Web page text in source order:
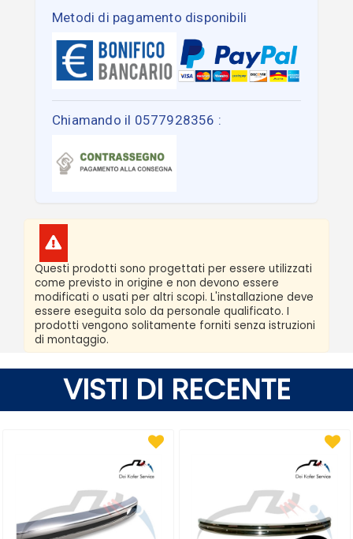
Metodi di pagamento disponibili
Chiamando il 0577928356 :
Questi prodotti sono progettati per essere utilizzati
come previsto in origine e non devono essere
modificati o usati per altri scopi. L'installazione deve
essere eseguita solo da personale qualificato. I
prodotti vengono solitamente forniti senza istruzioni
di montaggio.
VISTI DI RECENTE